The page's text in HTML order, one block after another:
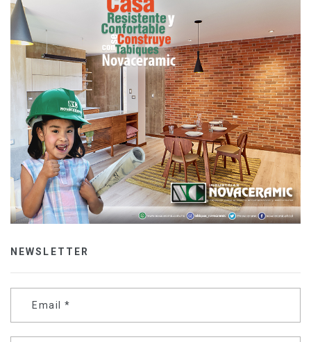
NEWSLETTER
Email *